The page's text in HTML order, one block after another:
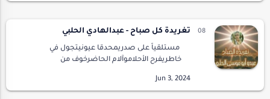
البلورلم …
تغريدة كل صباح - عبدالهادي الحلبي
مستلقياً على صدريمحدقا عيونيتجول في
خاطريفرح الأحلاموآلام الحاضرخوف من
الذكرياتممزوجة بالألم والحرقةيشع نور وجه
أميبلباسها الأبي…